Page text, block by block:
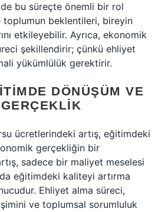
bu süreçte önemli bir rol
toplumun beklentileri, bireyin
etkileyebilir. Ayrıca, ekonomik
şekillendirir; çünkü ehliyet
yükümlülük gerektirir.
DÖNÜŞÜM VE
ücretlerindeki artış, eğitimdeki
gerçekliğin bir
sadece bir maliyet meselesi
eğitimdeki kaliteyi artırma
Ehliyet alma süreci,
ve toplumsal sorumluluk